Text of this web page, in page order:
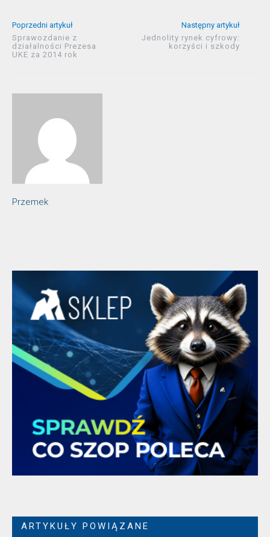
Poprzedni artykuł
Sprawozdanie z
działalności Prezesa
UKE za 2014 rok
Następny artykuł
Jednolity rynek cyfrowy:
korzyści i szkody
Przemek
ARTYKUŁY POWIĄZANE